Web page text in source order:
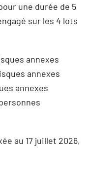
une durée de 5
sur les 4 lots
annexes
annexes
annexes
au 17 juillet 2026,